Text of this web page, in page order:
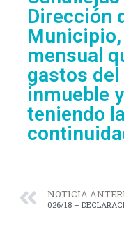
Dirección
mensual
gastos
inmueble
teniendo
NOTICIA